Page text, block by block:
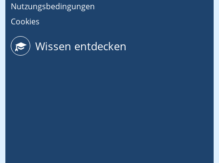
Nutzungsbedingungen
Cookies
Wissen entdecken